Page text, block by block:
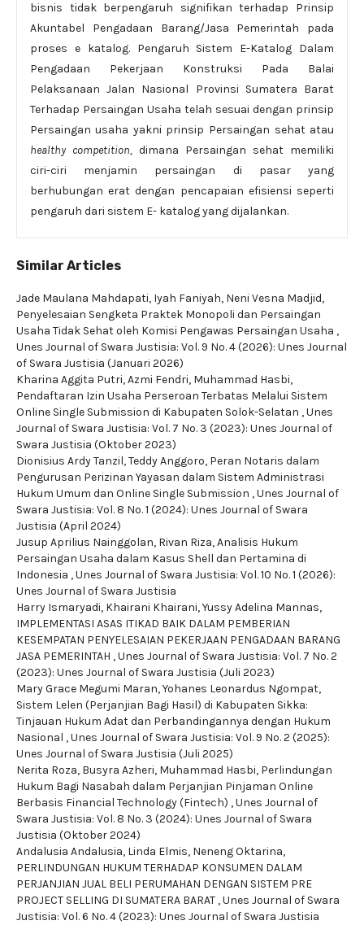
bisnis tidak berpengaruh signifikan terhadap Prinsip
Akuntabel Pengadaan Barang/Jasa Pemerintah pada
proses e katalog. Pengaruh Sistem E-Katalog Dalam
Pengadaan Pekerjaan Konstruksi Pada Balai
Pelaksanaan Jalan Nasional Provinsi Sumatera Barat
Terhadap Persaingan Usaha telah sesuai dengan prinsip
Persaingan usaha yakni prinsip Persaingan sehat atau
healthy competition, dimana Persaingan sehat memiliki
ciri-ciri menjamin persaingan di pasar yang
berhubungan erat dengan pencapaian efisiensi seperti
pengaruh dari sistem E- katalog yang dijalankan.
Similar Articles
Jade Maulana Mahdapati, Iyah Faniyah, Neni Vesna Madjid,
Penyelesaian Sengketa Praktek Monopoli dan Persaingan
Usaha Tidak Sehat oleh Komisi Pengawas Persaingan Usaha ,
Unes Journal of Swara Justisia: Vol. 9 No. 4 (2026): Unes Journal
of Swara Justisia (Januari 2026)
Kharina Aggita Putri, Azmi Fendri, Muhammad Hasbi,
Pendaftaran Izin Usaha Perseroan Terbatas Melalui Sistem
Online Single Submission di Kabupaten Solok-Selatan ,Unes
Journal of Swara Justisia: Vol. 7 No. 3 (2023): Unes Journal of
Swara Justisia (Oktober 2023)
Dionisius Ardy Tanzil, Teddy Anggoro, Peran Notaris dalam
Pengurusan Perizinan Yayasan dalam Sistem Administrasi
Hukum Umum dan Online Single Submission ,Unes Journal of
Swara Justisia: Vol. 8 No. 1 (2024): Unes Journal of Swara
Justisia (April 2024)
Jusup Aprilius Nainggolan, Rivan Riza,Analisis Hukum
Persaingan Usaha dalam Kasus Shell dan Pertamina di
Indonesia ,Unes Journal of Swara Justisia: Vol. 10 No. 1 (2026):
Unes Journal of Swara Justisia
Harry Ismaryadi, Khairani Khairani, Yussy Adelina Mannas,
IMPLEMENTASI ASAS ITIKAD BAIK DALAM PEMBERIAN
KESEMPATAN PENYELESAIAN PEKERJAAN PENGADAAN BARANG
JASA PEMERINTAH ,Unes Journal of Swara Justisia: Vol. 7 No. 2
(2023): Unes Journal of Swara Justisia (Juli 2023)
Mary Grace Megumi Maran, Yohanes Leonardus Ngompat,
Sistem Lelen (Perjanjian Bagi Hasil) di Kabupaten Sikka:
Tinjauan Hukum Adat dan Perbandingannya dengan Hukum
Nasional ,Unes Journal of Swara Justisia: Vol. 9 No. 2 (2025):
Unes Journal of Swara Justisia (Juli 2025)
Nerita Roza, Busyra Azheri, Muhammad Hasbi, Perlindungan
Hukum Bagi Nasabah dalam Perjanjian Pinjaman Online
Berbasis Financial Technology (Fintech) ,Unes Journal of
Swara Justisia: Vol. 8 No. 3 (2024): Unes Journal of Swara
Justisia (Oktober 2024)
Andalusia Andalusia, Linda Elmis, Neneng Oktarina,
PERLINDUNGAN HUKUM TERHADAP KONSUMEN DALAM
PERJANJIAN JUAL BELI PERUMAHAN DENGAN SISTEM PRE
PROJECT SELLING DI SUMATERA BARAT ,Unes Journal of Swara
Justisia: Vol. 6 No. 4 (2023): Unes Journal of Swara Justisia